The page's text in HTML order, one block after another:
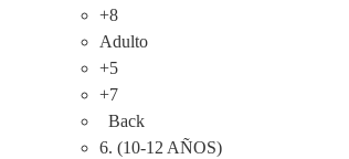
+8
Adulto
+5
+7
Back
6. (10-12 AÑOS)